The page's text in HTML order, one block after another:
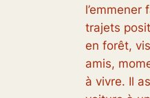
l’emmener
trajets
en forêt,
amis,
à vivre. Il